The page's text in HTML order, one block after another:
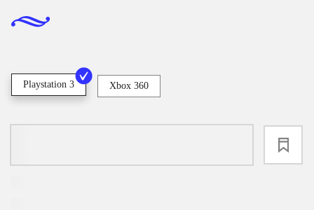
Playstation 3 Xbox 360